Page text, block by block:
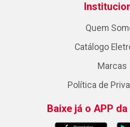
Quem
Catálogo
Marcas
Política de
Baixe já o APP